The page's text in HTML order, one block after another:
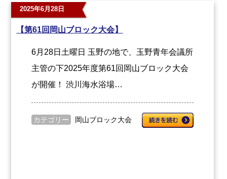
2025年6月28日
【第61回岡山ブロック大会】
6月28日土曜日 玉野の地で、玉野青年会議所
主管の下2025年度第61回岡山ブロック大会
が開催！ 渋川海水浴場…
カテゴリー 岡山ブロック大会